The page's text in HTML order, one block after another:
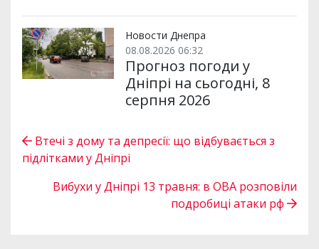
Новости Днепра
08.08.2026 06:32
Прогноз погоди у
Дніпрі на сьогодні, 8
серпня 2026
Втечі з дому та депресії: що відбувається з
підлітками у Дніпрі
Вибухи у Дніпрі 13 травня: в ОВА розповіли
подробиці атаки рф